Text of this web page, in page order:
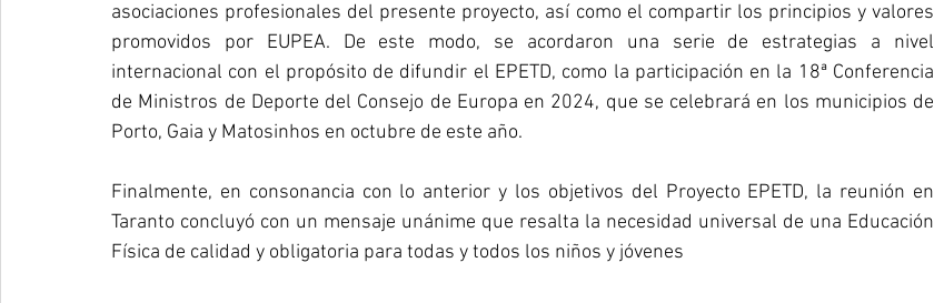
asociaciones profesionales del presente proyecto, así como el compartir los principios y valores
promovidos por EUPEA. De este modo, se acordaron una serie de estrategias a nivel
internacional con el propósito de difundir el EPETD, como la participación en la 18ª Conferencia
de Ministros de Deporte del Consejo de Europa en 2024, que se celebrará en los municipios de
Porto, Gaia y Matosinhos en octubre de este año.
Finalmente, en consonancia con lo anterior y los objetivos del Proyecto EPETD, la reunión en
Taranto concluyó con un mensaje unánime que resalta la necesidad universal de una Educación
Física de calidad y obligatoria para todas y todos los niños y jóvenes